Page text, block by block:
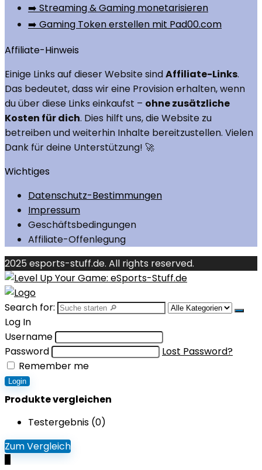
➡️ Streaming & Gaming monetarisieren
➡️ Gaming Token erstellen mit Pad00.com
Affiliate-Hinweis
Einige Links auf dieser Website sindAffiliate-Links.
Das bedeutet, dass wir eine Provision erhalten, wenn
du über diese Links einkaufst – ohne zusätzliche
Kosten für dich. Dies hilft uns, die Website zu
betreiben und weiterhin Inhalte bereitzustellen. Vielen
Dank für deine Unterstützung! 🚀
Wichtiges
Datenschutz-Bestimmungen
Impressum
Geschäftsbedingungen
Affiliate-Offenlegung
2025 esports-stuff.de. All rights reserved.
Search for:
Log In
Username
Password
Lost Password?
Remember me
Login
Produkte vergleichen
Testergebnis (0)
Zum Vergleich